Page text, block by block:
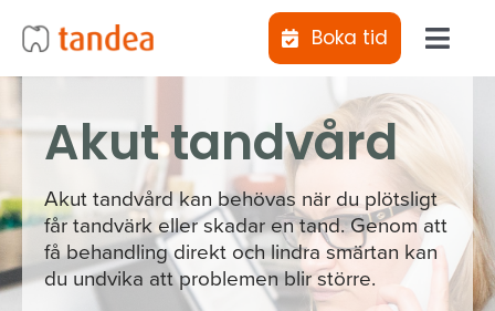
Boka tid
Behandlingar
Akut tandvård
Akut tandvård kan behövas när du plötsligt
får tandvärk eller skadar en tand. Genom att
få behandling direkt och lindra smärtan kan
du undvika att problemen blir större.